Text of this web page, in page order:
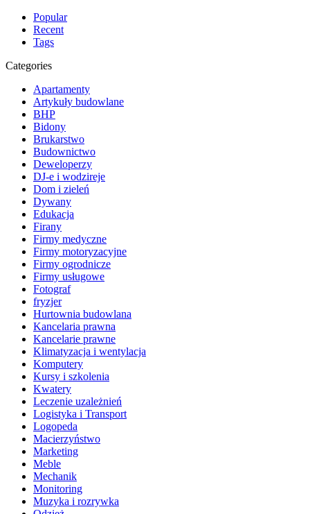
Popular
Recent
Tags
Categories
Apartamenty
Artykuły budowlane
BHP
Bidony
Brukarstwo
Budownictwo
Deweloperzy
DJ-e i wodzireje
Dom i zieleń
Dywany
Edukacja
Firany
Firmy medyczne
Firmy motoryzacyjne
Firmy ogrodnicze
Firmy usługowe
Fotograf
fryzjer
Hurtownia budowlana
Kancelaria prawna
Kancelarie prawne
Klimatyzacja i wentylacja
Komputery
Kursy i szkolenia
Kwatery
Leczenie uzależnień
Logistyka i Transport
Logopeda
Macierzyństwo
Marketing
Meble
Mechanik
Monitoring
Muzyka i rozrywka